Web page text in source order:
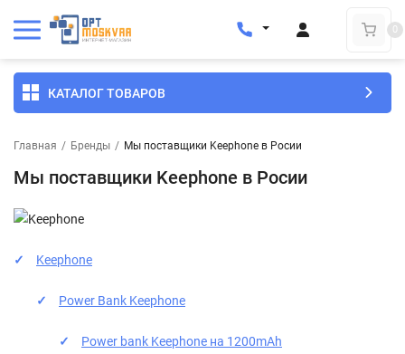
0
КАТАЛОГ ТОВАРОВ
Главная / Бренды / Мы поставщики Keephone в Росии
Мы поставщики Keephone в Росии
Keephone
Power Bank Keephone
Power bank Keephone на 1200mAh